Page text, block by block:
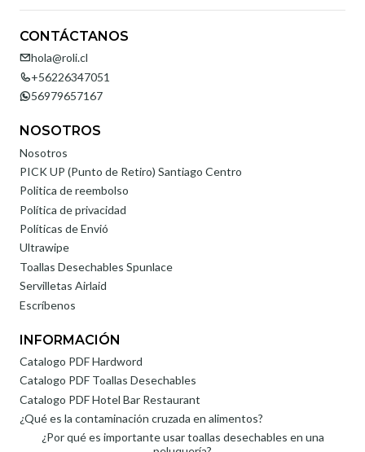
CONTÁCTANOS
hola@roli.cl
+56226347051
56979657167
NOSOTROS
Nosotros
PICK UP (Punto de Retiro) Santiago Centro
Politica de reembolso
Política de privacidad
Políticas de Envió
Ultrawipe
Toallas Desechables Spunlace
Servilletas Airlaid
Escríbenos
INFORMACIÓN
Catalogo PDF Hardword
Catalogo PDF Toallas Desechables
Catalogo PDF Hotel Bar Restaurant
¿Qué es la contaminación cruzada en alimentos?
¿Por qué es importante usar toallas desechables en una